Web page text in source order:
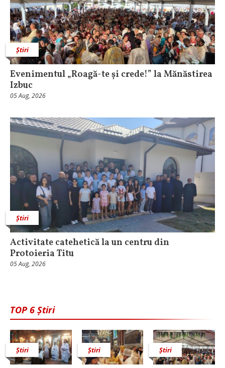
Știri
Evenimentul „Roagă-te și crede!” la Mănăstirea
Izbuc
05 Aug, 2026
Știri
Activitate catehetică la un centru din
Protoieria Titu
05 Aug, 2026
TOP 6 Știri
Știri Știri Știri